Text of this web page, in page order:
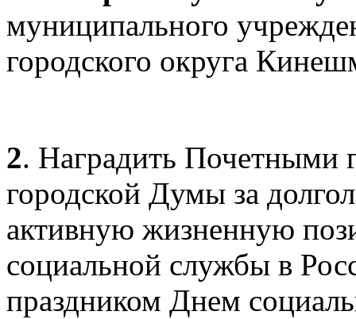
муниципального
городского округа
2. Наградить Почетными
городской Думы за
активную жизненную
социальной службы в
праздником Днем